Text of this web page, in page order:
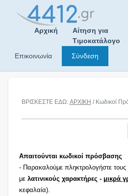
Αρχική
Αίτηση για
Τιμοκατάλογο
Επικοινωνία
Σύνδεση
ΒΡΙΣΚΕΣΤΕ ΕΔΩ: ΑΡΧΙΚΗ / Κωδικοί
Απαιτούνται κωδικοί πρόσβασης
- Παρακαλούμε πληκτρολογήστε
με λατινικούς χαρακτήρες - μικρά
κεφαλαία).